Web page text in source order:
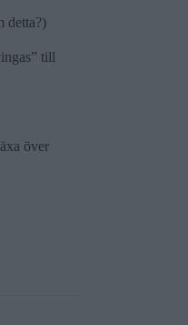
detta?)
till
över